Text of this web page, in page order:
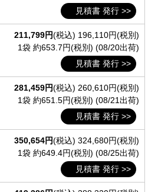
見積書 発行 >>
211,799円(税込) 196,110円(税別)
1袋 約653.7円(税別) (08/20出荷)
見積書 発行 >>
281,459円(税込) 260,610円(税別)
1袋 約651.5円(税別) (08/21出荷)
見積書 発行 >>
350,654円(税込) 324,680円(税別)
1袋 約649.4円(税別) (08/25出荷)
見積書 発行 >>